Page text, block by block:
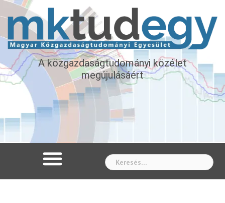
A közgazdaságtudományi közélet
megújulásáért